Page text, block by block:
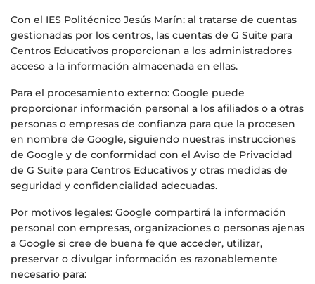
Con el IES Politécnico Jesús Marín: al tratarse de cuentas
gestionadas por los centros, las cuentas de G Suite para
Centros Educativos proporcionan a los administradores
acceso a la información almacenada en ellas.
Para el procesamiento externo: Google puede
proporcionar información personal a los afiliados o a otras
personas o empresas de confianza para que la procesen
en nombre de Google, siguiendo nuestras instrucciones
de Google y de conformidad con el Aviso de Privacidad
de G Suite para Centros Educativos y otras medidas de
seguridad y confidencialidad adecuadas.
Por motivos legales: Google compartirá la información
personal con empresas, organizaciones o personas ajenas
a Google si cree de buena fe que acceder, utilizar,
preservar o divulgar información es razonablemente
necesario para: